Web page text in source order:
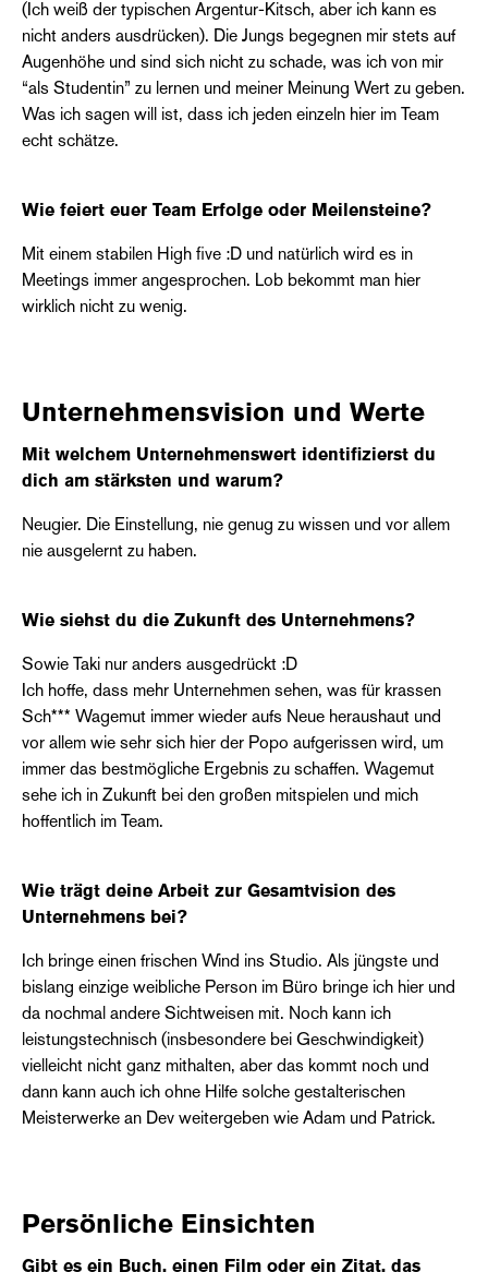
(Ich weiß der typischen Argentur-Kitsch, aber ich kann es
nicht anders ausdrücken). Die Jungs begegnen mir stets auf
Augenhöhe und sind sich nicht zu schade, was ich von mir
“als Studentin” zu lernen und meiner Meinung Wert zu geben.
Was ich sagen will ist, dass ich jeden einzeln hier im Team
echt schätze.
Wie feiert euer Team Erfolge oder Meilensteine?
Mit einem stabilen High five :D und natürlich wird es in
Meetings immer angesprochen. Lob bekommt man hier
wirklich nicht zu wenig.
Unternehmensvision und Werte
Mit welchem Unternehmenswert identifizierst du
dich am stärksten und warum?
Neugier. Die Einstellung, nie genug zu wissen und vor allem
nie ausgelernt zu haben.
Wie siehst du die Zukunft des Unternehmens?
Sowie Taki nur anders ausgedrückt :D
Ich hoffe, dass mehr Unternehmen sehen, was für krassen
Sch*** Wagemut immer wieder aufs Neue heraushaut und
vor allem wie sehr sich hier der Popo aufgerissen wird, um
immer das bestmögliche Ergebnis zu schaffen. Wagemut
sehe ich in Zukunft bei den großen mitspielen und mich
hoffentlich im Team.
Wie trägt deine Arbeit zur Gesamtvision des
Unternehmens bei?
Ich bringe einen frischen Wind ins Studio. Als jüngste und
bislang einzige weibliche Person im Büro bringe ich hier und
da nochmal andere Sichtweisen mit. Noch kann ich
leistungstechnisch (insbesondere bei Geschwindigkeit)
vielleicht nicht ganz mithalten, aber das kommt noch und
dann kann auch ich ohne Hilfe solche gestalterischen
Meisterwerke an Dev weitergeben wie Adam und Patrick.
Persönliche Einsichten
Gibt es ein Buch, einen Film oder ein Zitat, das